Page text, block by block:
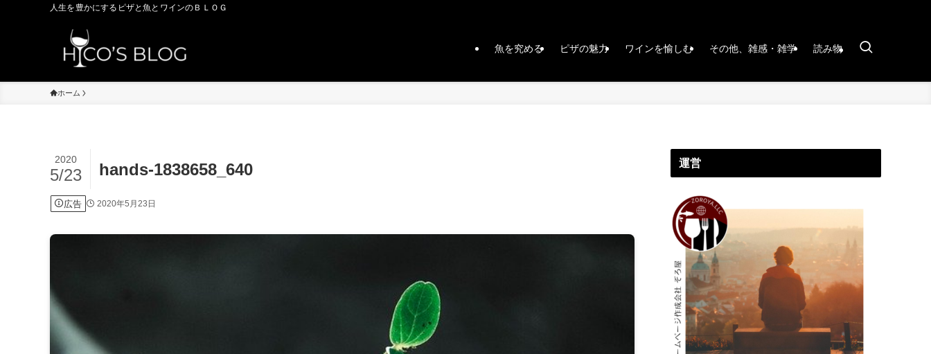
人生を豊かにするピザと魚とワインのＢＬＯＧ
魚を究める ピザの魅力 ワインを愉しむ その他、雑感・雑学 読み物
ホーム
hands-1838658_640
2020
5/23
広告 2020年5月23日
運営